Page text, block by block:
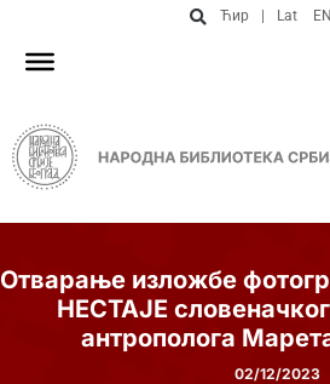
Ћир Lat
Отварање изложбе
НЕСТАЈЕ
антрополога
02/12/2023